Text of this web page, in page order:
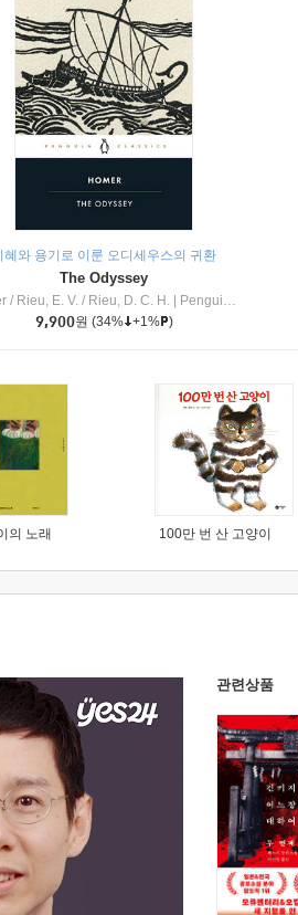
혜와 용기로 이룬 오디세우스의 귀환
The Odyssey
/ Rieu, E. V. / Rieu, D. C. H.
Penguin Group
9,900원 (34% +1% )
의 노래 100만 번 산 고양이
관련상품